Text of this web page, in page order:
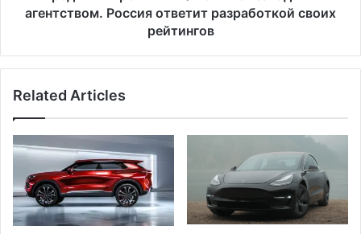
и
г
п
и
ж
е
агентством. Россия ответит разработкой своих
рейтингов
Related Articles